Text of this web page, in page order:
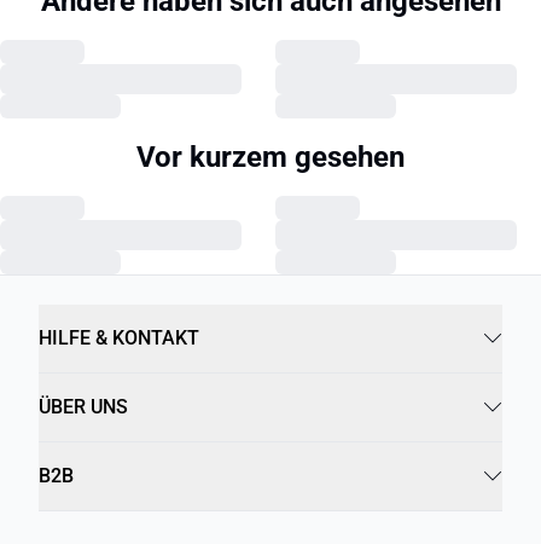
Vor kurzem gesehen
HILFE & KONTAKT
ÜBER UNS
B2B